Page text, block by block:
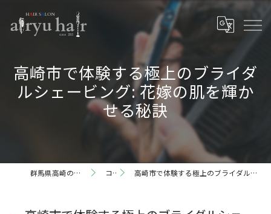
高崎市で体験する極上のブライダ
ルシェービング: 花嫁の肌を輝か
せる秘訣
群馬県高崎の理容室ならairyu hair コラム 高崎市で体験する極上のブライダルシェービング: 花嫁の肌を輝かせる秘訣